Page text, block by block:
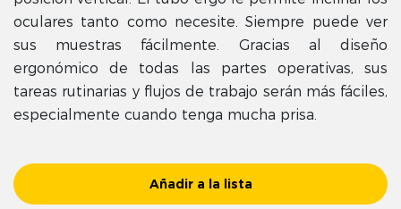
oculares tanto como necesite. Siempre puede ver
sus muestras fácilmente. Gracias al diseño
ergonómico de todas las partes operativas, sus
tareas rutinarias y flujos de trabajo serán más fáciles,
especialmente cuando tenga mucha prisa.
Añadir a la lista